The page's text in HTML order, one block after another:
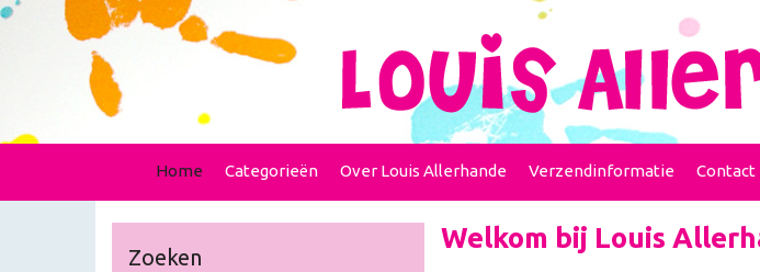
Home Categorieën Over Louis Allerhande Verzendinformatie Contact
Zoeken
Welkom bij Louis